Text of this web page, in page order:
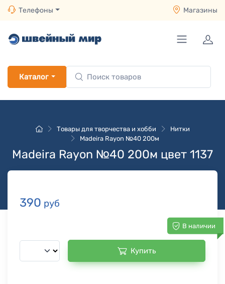
Телефоны Магазины
Каталог
Товары для творчества и хобби
Нитки
Madeira Rayon №40 200м
Madeira Rayon №40 200м цвет 1137
390 руб
В наличии
Купить